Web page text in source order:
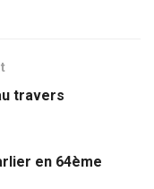
travers
en 64ème